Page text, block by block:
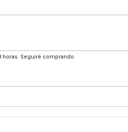
horas. Seguiré comprando